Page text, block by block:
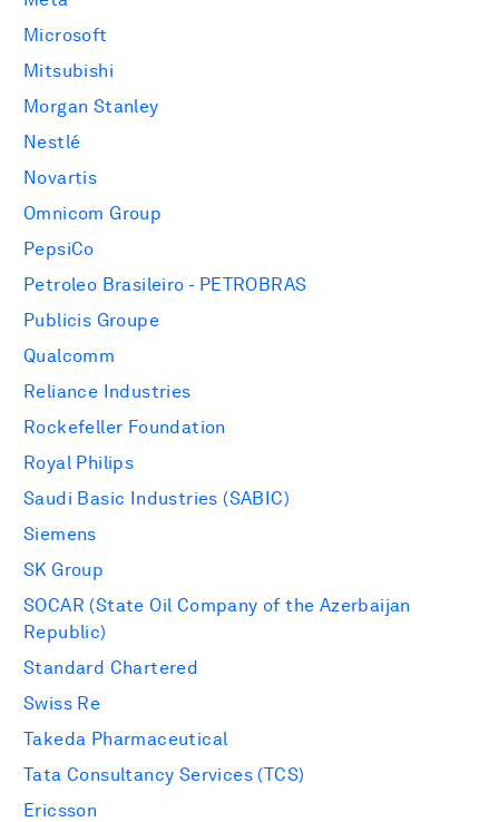
Microsoft
Mitsubishi
Morgan Stanley
Nestlé
Novartis
Omnicom Group
PepsiCo
Petroleo Brasileiro - PETROBRAS
Publicis Groupe
Qualcomm
Reliance Industries
Rockefeller Foundation
Royal Philips
Saudi Basic Industries (SABIC)
Siemens
SK Group
SOCAR (State Oil Company of the Azerbaijan
Republic)
Standard Chartered
Swiss Re
Takeda Pharmaceutical
Tata Consultancy Services (TCS)
Ericsson